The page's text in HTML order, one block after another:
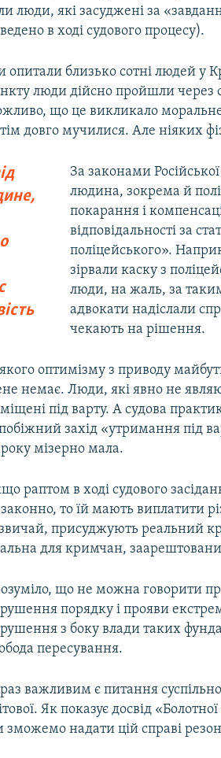
люди, які засуджені за
в ході судового процесу).
опитали близько сотні людей у
люди дійсно пройшли через
що це викликало моральне
довго мучилися. Але ніяких
За законами
людина, зокрема й
покарання і
відповідальності за
поліцейського».
зірвали каску з
люди, на жаль, за
адвокати надіслали
чекають на рішення.
оптимізму з приводу
немає. Люди, які явно не
під варту. А судова
захід «утримання під
мізерно мала.
раптом в ході судового
то їй мають виплатити
присуджують реальний
для кримчан,
що не можна говорити
порядку і прояви
з боку влади таких
пересування.
важливим є питання
Як показує досвід
зможемо надати цій справі